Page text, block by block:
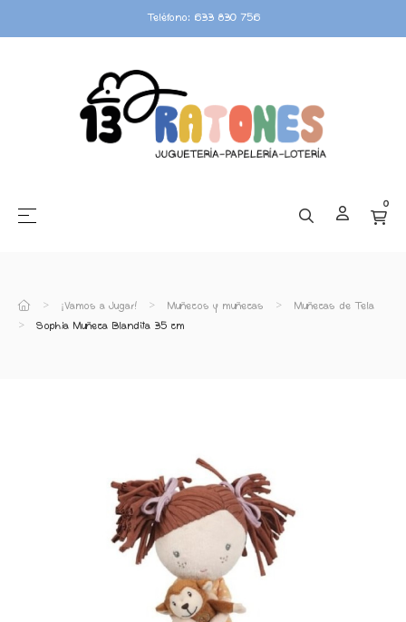
Teléfono: 633 830 756
Navegación de palanca
☰ 0
¡Vamos a Jugar! Muñecos y muñecas
Muñecas de Tela
Sophia Muñeca Blandita 35 cm